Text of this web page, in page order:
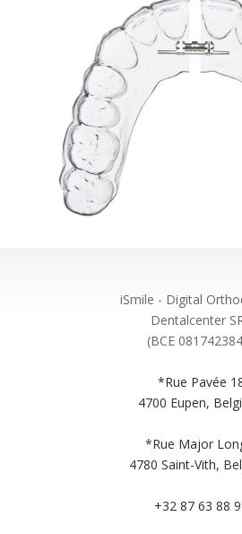
iSmile - Digital
Dentalcenter
(BCE
*Rue Pavée
4700 Eupen,
*Rue Major
4780 Saint-Vith,
+32 87 63 88